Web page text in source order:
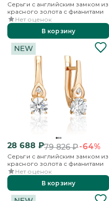
Серьги с английским замком из
красного золота с фианитами
Нет оценок
В корзину
28 688 ₽79 826₽-64%
Серьги с английским замком из
красного золота с фианитами
Нет оценок
В корзину